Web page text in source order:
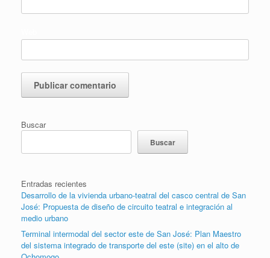
Buscar
Buscar
Entradas recientes
Desarrollo de la vivienda urbano-teatral del casco central de San
José: Propuesta de diseño de circuito teatral e integración al
medio urbano
Terminal intermodal del sector este de San José: Plan Maestro
del sistema integrado de transporte del este (site) en el alto de